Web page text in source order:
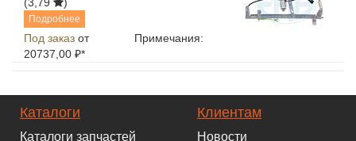
Подробнее
Под заказ от
20737,00 ₽*
Примечания:
Каталоги
Каталоги запчастей
Клиентам
Новости